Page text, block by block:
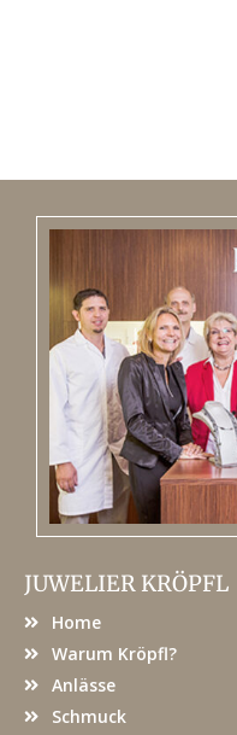
JUWELIER KRÖPFL
Home
Warum Kröpfl?
Anlässe
Schmuck